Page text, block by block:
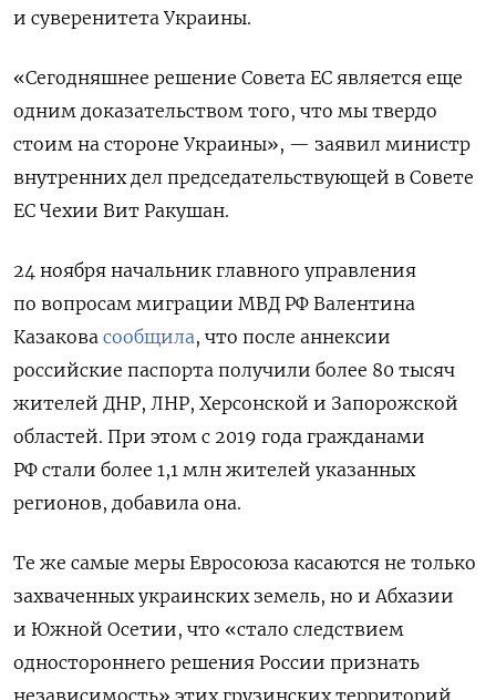
и суверенитета Украины.
«Сегодняшнее решение Совета ЕС является еще
одним доказательством того, что мы твердо
стоим на стороне Украины», — заявил министр
внутренних дел председательствующей в Совете
ЕС Чехии Вит Ракушан.
24 ноября начальник главного управления
по вопросам миграции МВД РФ Валентина
Казакова сообщила, что после аннексии
российские паспорта получили более 80 тысяч
жителей ДНР, ЛНР, Херсонской и Запорожской
областей. При этом с 2019 года гражданами
РФ стали более 1,1 млн жителей указанных
регионов, добавила она.
Те же самые меры Евросоюза касаются не только
захваченных украинских земель, но и Абхазии
и Южной Осетии, что «стало следствием
одностороннего решения России признать
независимость» этих грузинских территорий